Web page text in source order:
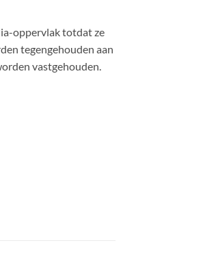
oppervlak totdat ze
tegengehouden aan
vastgehouden.